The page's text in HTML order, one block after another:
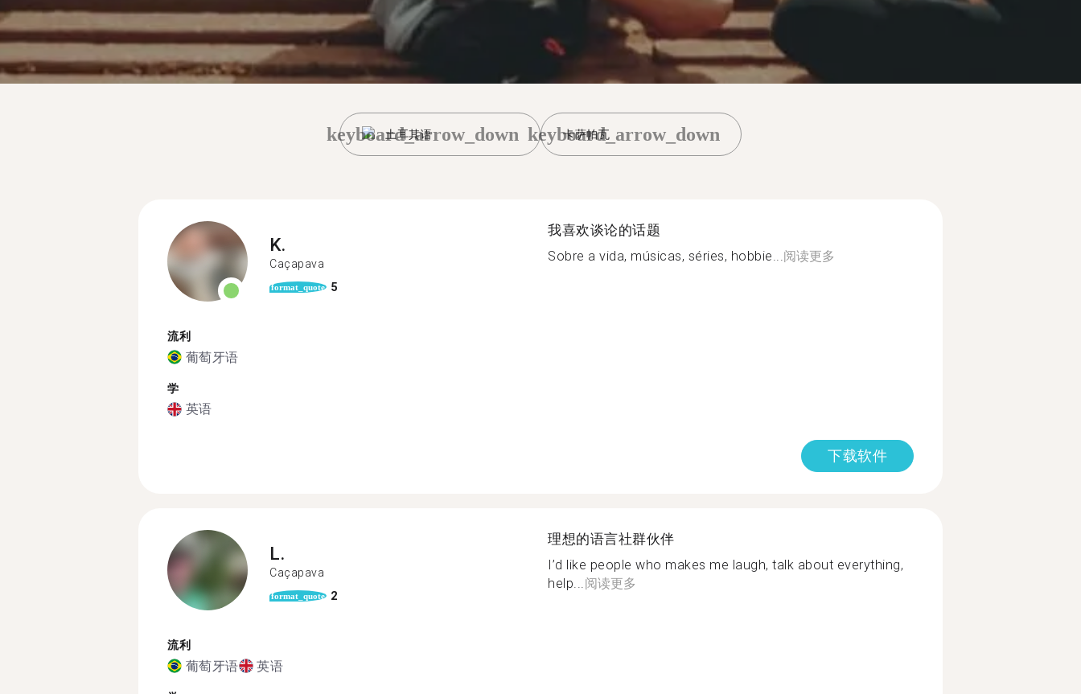
土耳其语
keyboard_arrow_down 卡萨帕瓦
keyboard_arrow_down
K.
Caçapava
format_quote 5
流利
葡萄牙语
学
英语
我喜欢谈论的话题
Sobre a vida, músicas, séries, hobbie...阅读更多
下载软件
L.
Caçapava
format_quote 2
流利
葡萄牙语 英语
理想的语言社群伙伴
I’d like people who makes me laugh, talk about everything,
help...阅读更多